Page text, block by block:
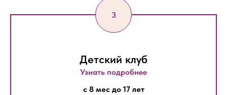
Детский клуб
Узнать подробнее
с 8 мес до 17 лет